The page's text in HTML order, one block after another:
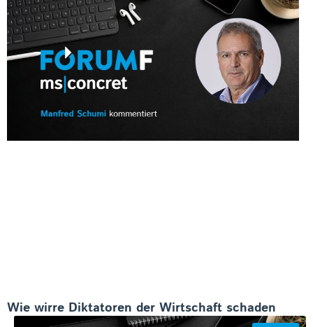
Wie wirre Diktatoren der Wirtschaft schaden